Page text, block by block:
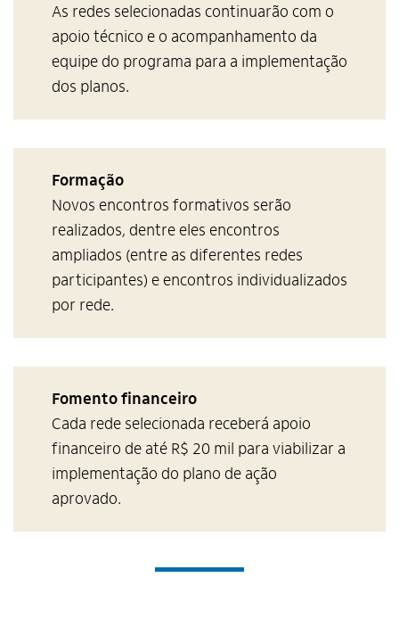
As redes selecionadas continuarão com o
apoio técnico e o acompanhamento da
equipe do programa para a implementação
dos planos.
Formação
Novos encontros formativos serão
realizados, dentre eles encontros
ampliados (entre as diferentes redes
participantes) e encontros individualizados
por rede.
Fomento financeiro
Cada rede selecionada receberá apoio
financeiro de até R$ 20 mil para viabilizar a
implementação do plano de ação
aprovado.